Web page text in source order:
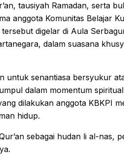
tausiyah Ramadan, serta
anggota Komunitas Belajar
digelar di Aula
dalam suasana
untuk senantiasa bersyukur
dalam momentum spiritual
dilakukan anggota KBKPI
hidup.
sebagai hudan li al-nas,